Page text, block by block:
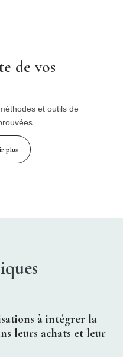
de vos
et outils de
plus
à intégrer la
leurs achats et leur